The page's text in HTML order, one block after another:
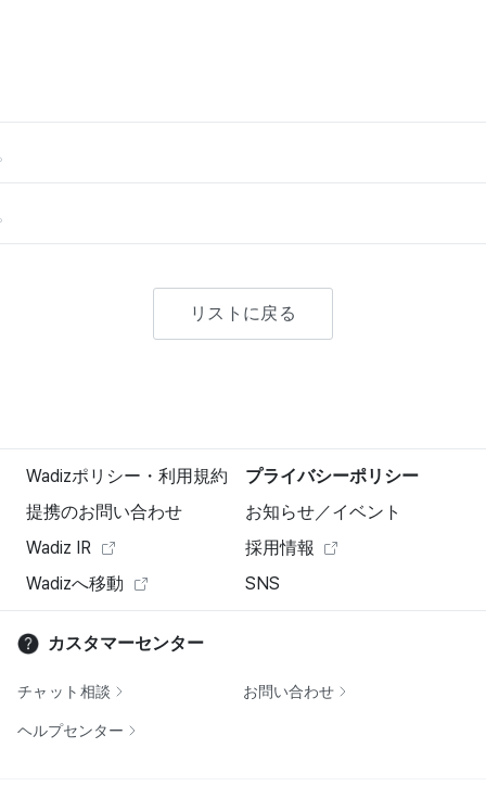
リストに戻る
Wadizポリシー・利用規約
プライバシーポリシー
提携のお問い合わせ
お知らせ／イベント
Wadiz IR
採用情報
Wadizへ移動
SNS
カスタマーセンター
チャット相談 お問い合わせ
ヘルプセンター